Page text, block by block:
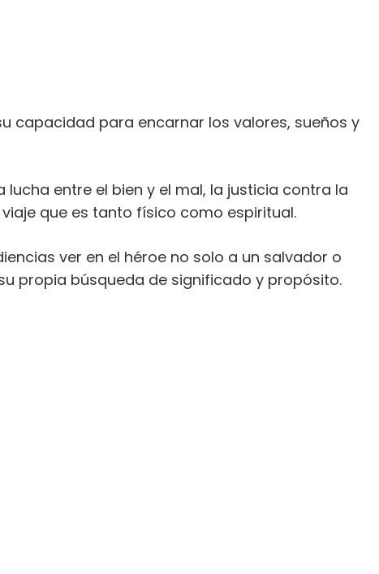
capacidad para encarnar los valores, sueños y
entre el bien y el mal, la justicia contra la
que es tanto físico como espiritual.
ver en el héroe no solo a un salvador o
propia búsqueda de significado y propósito.